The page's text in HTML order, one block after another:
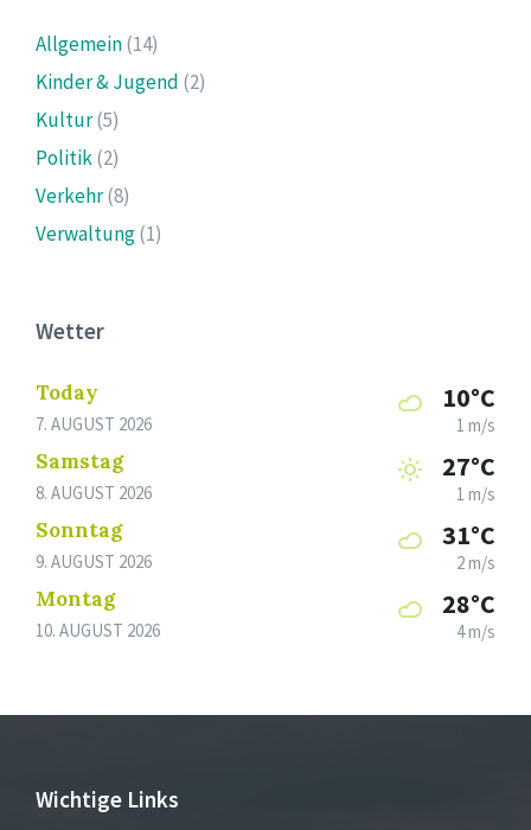
Allgemein(14)
Kinder & Jugend (2)
Kultur(5)
Politik(2)
Verkehr(8)
Verwaltung(1)
Wetter
Today
7. AUGUST 2026
10°C
1 m/s
Samstag
8. AUGUST 2026
27°C
1 m/s
Sonntag
9. AUGUST 2026
31°C
2 m/s
Montag
10. AUGUST 2026
28°C
4 m/s
Wichtige Links